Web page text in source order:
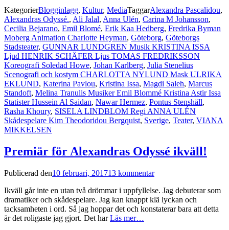
Dela
KategorierBlogginlagg, Kultur, MediaTaggarAlexandra Pascalidou,
Alexandras Odyssé., Ali Jalal, Anna Ulén, Carina M Johansson,
Cecilia Bejarano, Emil Blomé, Erik Kaa Hedberg, Fredrika Byman
Moberg Animation Charlotte Heyman, Göteborg, Göteborgs
Stadsteater, GUNNAR LUNDGREN Musik KRISTINA ISSA
Ljud HENRIK SCHÄFER Ljus TOMAS FREDRIKSSON
Koreografi Soledad Howe, Johan Karlberg, Julia Stenelius
Scenografi och kostym CHARLOTTA NYLUND Mask ULRIKA
EKLUND, Katerina Pavlou, Kristina Issa, Magdi Saleh, Marcus
Standoft, Melina Tranulis Musiker Emil Blommé Kristina Astir Issa
Statister Hussein Al Saidan, Nawar Hermez, Pontus Stenshäll,
Rasha Khoury, SISELA LINDBLOM Regi ANNA ULÉN
Skådespelare Kim Theodoridou Bergquist, Sverige, Teater, VIANA
MIKKELSEN
Premiär för Alexandras Odyssé ikväll!
Publicerad den10 februari, 201713 kommentar
Ikväll går inte en utan två drömmar i uppfyllelse. Jag debuterar som
dramatiker och skådespelare. Jag kan knappt klä lyckan och
tacksamheten i ord. Så jag hoppar det och konstaterar bara att detta
är det roligaste jag gjort. Det harLäs mer…